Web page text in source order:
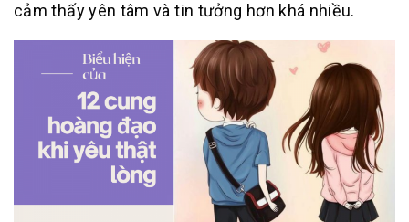
cảm thấy yên tâm và tin tưởng hơn khá nhiều.